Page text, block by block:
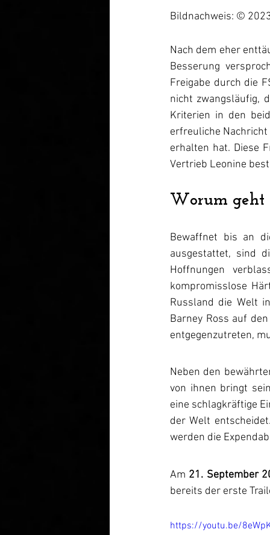
Bildnachweis: ©
Nach dem eher
Besserung
Freigabe durch die
nicht zwangsläufig,
Kriterien in den
erfreuliche
erhalten hat. Diese
Vertrieb Leonine
Worum geht
Bewaffnet bis an
ausgestattet, sind
Hoffnungen
kompromisslose
Russland die Welt
Barney Ross auf
entgegenzutreten,
Neben den
von ihnen bringt
eine schlagkräftige
der Welt
werden die
Am 21. September
bereits der erste
https://youtu.be/